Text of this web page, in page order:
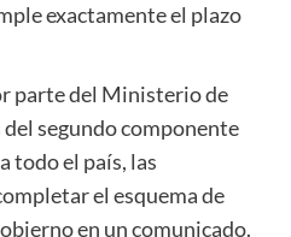
exactamente el plazo
parte del Ministerio de
segundo componente
todo el país, las
el esquema de
en un comunicado.